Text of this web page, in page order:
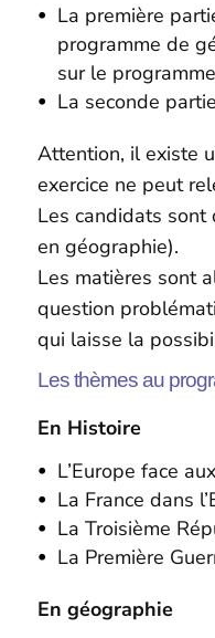
La première
programme de
sur le
La seconde
Attention, il existe
exercice ne peut
Les candidats sont
en géographie).
Les matières sont
question
qui laisse la
Les thèmes au
En Histoire
L’Europe face
La France dans
La Troisième
La Première
En géographie